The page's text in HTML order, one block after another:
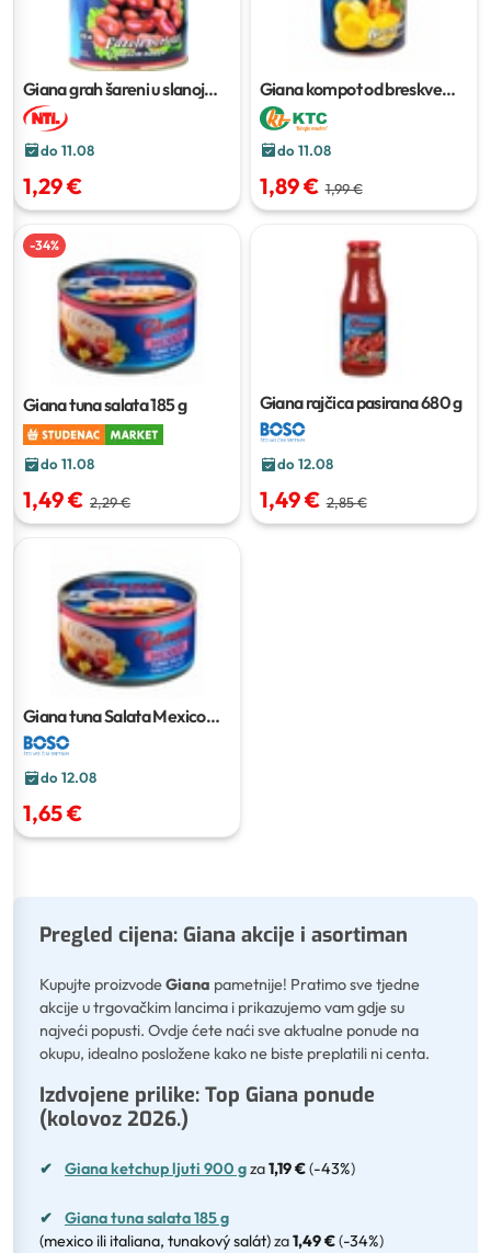
Giana grah šareni u slanoj
vodi480 g
do 11.08
1,29 €
Giana kompot od breskve
820 g
do 11.08
1,89 € 1,99 €
-34%
Giana tuna salata185 g
do 11.08
1,49 € 2,29 €
Giana rajčica pasirana680 g
do 12.08
1,49 € 2,85 €
Giana tuna Salata Mexico
185 g / 70 g ocijeđena masa
do 12.08
1,65 €
Pregled cijena: Giana akcije i asortiman
Kupujte proizvodeGiana pametnije! Pratimo sve tjedne
akcije u trgovačkim lancima i prikazujemo vam gdje su
najveći popusti. Ovdje ćete naći sve aktualne ponude na
okupu, idealno posložene kako ne biste preplatili ni centa.
Izdvojene prilike: Top Giana ponude
(kolovoz 2026.)
✔ Giana ketchup ljuti 900 gza1,19 €(-43%)
✔
Giana tuna salata 185 g
(mexico ili italiana, tunakový salát)za1,49 €(-34%)